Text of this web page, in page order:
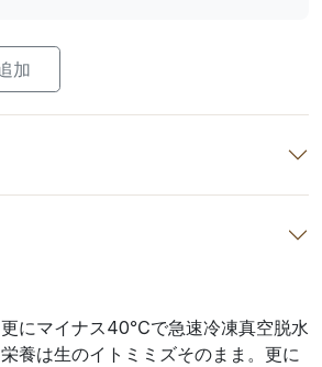
加
にマイナス40℃で急速冷凍真空脱水
養は生のイトミミズそのまま。更に